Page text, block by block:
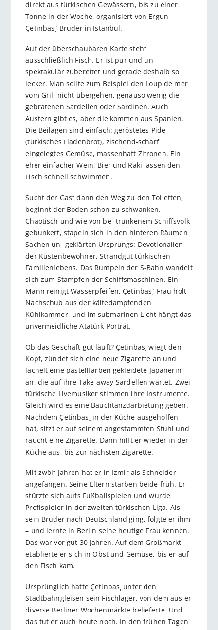
direkt aus türkischen Gewässern, bis zu einer
Tonne in der Woche, organisiert von Ergun
Çetinbas¸’ Bruder in Istanbul.
Auf der überschaubaren Karte steht
ausschließlich Fisch. Er ist pur und un-
spektakulär zubereitet und gerade deshalb so
lecker. Man sollte zum Beispiel den Loup de mer
vom Grill nicht übergehen, genauso wenig die
gebratenen Sardellen oder Sardinen. Auch
Austern gibt es, aber die kommen aus Spanien.
Die Beilagen sind einfach: geröstetes Pide
(türkisches Fladenbrot), zischend-scharf
eingelegtes Gemüse, massenhaft Zitronen. Ein
eher einfacher Wein, Bier und Raki lassen den
Fisch schnell schwimmen.
Sucht der Gast dann den Weg zu den Toiletten,
beginnt der Boden schon zu schwanken.
Chaotisch und wie von be- trunkenem Schiffsvolk
gebunkert, stapeln sich in den hinteren Räumen
Sachen un- geklärten Ursprungs: Devotionalien
der Küstenbewohner, Strandgut türkischen
Familienlebens. Das Rumpeln der S-Bahn wandelt
sich zum Stampfen der Schiffsmaschinen. Ein
Mann reinigt Wasserpfeifen, Çetinbas¸’ Frau holt
Nachschub aus der kältedampfenden
Kühlkammer, und im submarinen Licht hängt das
unvermeidliche Atatürk-Porträt.
Ob das Geschäft gut läuft? Çetinbas¸ wiegt den
Kopf, zündet sich eine neue Zigarette an und
lächelt eine pastellfarben gekleidete Japanerin
an, die auf ihre Take-away-Sardellen wartet. Zwei
türkische Livemusiker stimmen ihre Instrumente.
Gleich wird es eine Bauchtanzdarbietung geben.
Nachdem Çetinbas¸ in der Küche ausgeholfen
hat, sitzt er auf seinem angestammten Stuhl und
raucht eine Zigarette. Dann hilft er wieder in der
Küche aus, bis zur nächsten Zigarette.
Mit zwölf Jahren hat er in Izmir als Schneider
angefangen. Seine Eltern starben beide früh. Er
stürzte sich aufs Fußballspielen und wurde
Profispieler in der zweiten türkischen Liga. Als
sein Bruder nach Deutschland ging, folgte er ihm
– und lernte in Berlin seine heutige Frau kennen.
Das war vor gut 30 Jahren. Auf dem Großmarkt
etablierte er sich in Obst und Gemüse, bis er auf
den Fisch kam.
Ursprünglich hatte Çetinbas¸ unter den
Stadtbahngleisen sein Fischlager, von dem aus er
diverse Berliner Wochenmärkte belieferte. Und
das tut er auch heute noch. In den frühen Tagen